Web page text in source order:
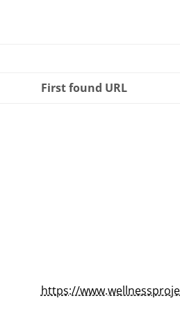
First found URL
https://